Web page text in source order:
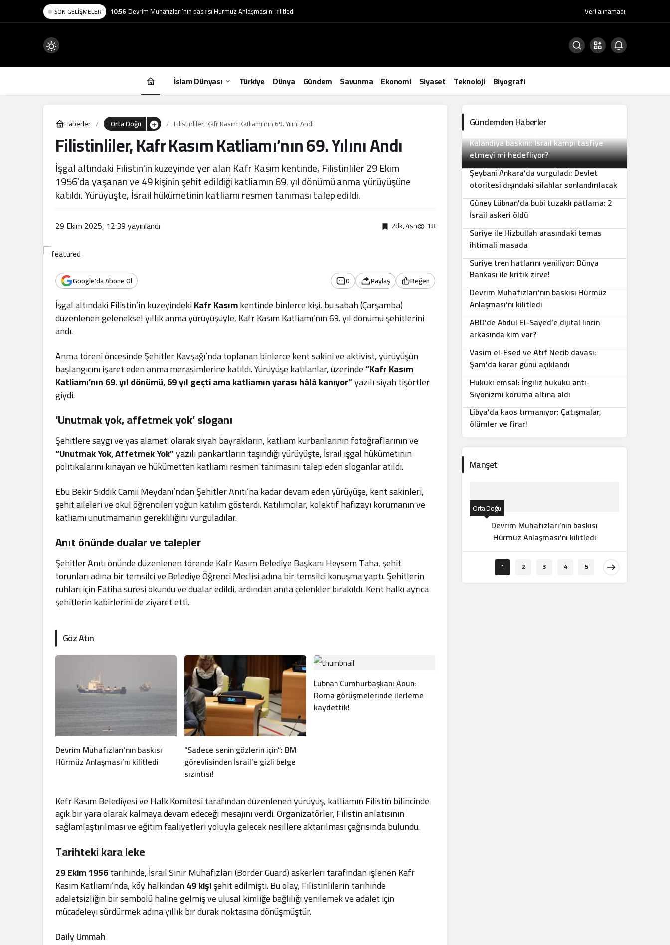
SON GELIŞMELER 10:56 Devrim Muhafızları’nın baskısı Hürmüz Anlaşması’nı kilitledi Veri alınamadı!
Mod
değiştir
İslam Dünyası Türkiye Dünya Gündem Savunma Ekonomi Siyaset Teknoloji Biyografi
Haberler Orta Doğu Filistinliler, Kafr Kasım Katliamı’nın 69. Yılını Andı
Filistinliler, Kafr Kasım Katliamı’nın 69. Yılını Andı
İşgal altındaki Filistin'in kuzeyinde yer alan Kafr Kasım kentinde, Filistinliler 29 Ekim
1956'da yaşanan ve 49 kişinin şehit edildiği katliamın 69. yıl dönümü anma yürüyüşüne
katıldı. Yürüyüşte, İsrail hükümetinin katliamı resmen tanıması talep edildi.
29 Ekim 2025, 12:39yayınlandı 2dk, 4sn 18
Google'da Abone Ol 0 Paylaş Beğen
İşgal altındaki Filistin’in kuzeyindekiKafr Kasımkentinde binlerce kişi, bu sabah (Çarşamba)
düzenlenen geleneksel yıllık anma yürüyüşüyle, Kafr Kasım Katliamı’nın 69. yıl dönümü şehitlerini
andı.
Anma töreni öncesinde Şehitler Kavşağı’nda toplanan binlerce kent sakini ve aktivist, yürüyüşün
başlangıcını işaret eden anma merasimlerine katıldı. Yürüyüşe katılanlar, üzerinde“Kafr Kasım
Katliamı’nın 69. yıl dönümü, 69 yıl geçti ama katliamın yarası hâlâ kanıyor”yazılı siyah tişörtler
giydi.
‘Unutmak yok, affetmek yok’ sloganı
Şehitlere saygı ve yas alameti olarak siyah bayrakların, katliam kurbanlarının fotoğraflarının ve
“Unutmak Yok, Affetmek Yok”yazılı pankartların taşındığı yürüyüşte, İsrail işgal hükümetinin
politikalarını kınayan ve hükümetten katliamı resmen tanımasını talep eden sloganlar atıldı.
Ebu Bekir Sıddık Camii Meydanı’ndan Şehitler Anıtı’na kadar devam eden yürüyüşe, kent sakinleri,
şehit aileleri ve okul öğrencileri yoğun katılım gösterdi. Katılımcılar, kolektif hafızayı korumanın ve
katliamı unutmamanın gerekliliğini vurguladılar.
Anıt önünde dualar ve talepler
Şehitler Anıtı önünde düzenlenen törende Kafr Kasım Belediye Başkanı Heysem Taha, şehit
torunları adına bir temsilci ve Belediye Öğrenci Meclisi adına bir temsilci konuşma yaptı. Şehitlerin
ruhları için Fatiha suresi okundu ve dualar edildi, ardından anıta çelenkler bırakıldı. Kent halkı ayrıca
şehitlerin kabirlerini de ziyaret etti.
Göz Atın
Devrim Muhafızları’nın baskısı
Hürmüz Anlaşması’nı kilitledi
“Sadece senin gözlerin için”: BM
görevlisinden İsrail’e gizli belge
sızıntısı!
Lübnan Cumhurbaşkanı Aoun:
Roma görüşmelerinde ilerleme
kaydettik!
Kefr Kasım Belediyesi ve Halk Komitesi tarafından düzenlenen yürüyüş, katliamın Filistin bilincinde
açık bir yara olarak kalmaya devam edeceği mesajını verdi. Organizatörler, Filistin anlatısının
sağlamlaştırılması ve eğitim faaliyetleri yoluyla gelecek nesillere aktarılması çağrısında bulundu.
Tarihteki kara leke
29 Ekim 1956tarihinde, İsrail Sınır Muhafızları (Border Guard) askerleri tarafından işlenen Kafr
Kasım Katliamı’nda, köy halkından49 kişişehit edilmişti. Bu olay, Filistinlilerin tarihinde
adaletsizliğin bir sembolü haline gelmiş ve ulusal kimliğe bağlılığı yenilemek ve adalet için
mücadeleyi sürdürmek adına yıllık bir durak noktasına dönüşmüştür.
Daily Ummah
Gündemden Haberler
Kalandiya baskını: İsrail kampı tasfiye
etmeyi mi hedefliyor?
2
Şeybani Ankara’da vurguladı: Devlet
otoritesi dışındaki silahlar sonlandırılacak
3
Güney Lübnan’da bubi tuzaklı patlama: 2
İsrail askeri öldü
4
Suriye ile Hizbullah arasındaki temas
ihtimali masada
5
Suriye tren hatlarını yeniliyor: Dünya
Bankası ile kritik zirve!
6
Devrim Muhafızları’nın baskısı Hürmüz
Anlaşması’nı kilitledi
7
ABD’de Abdul El-Sayed’e dijital lincin
arkasında kim var?
8
Vasim el-Esed ve Atıf Necib davası:
Şam’da karar günü açıklandı
9
Hukuki emsal: İngiliz hukuku anti-
Siyonizmi koruma altına aldı
10
Libya’da kaos tırmanıyor: Çatışmalar,
ölümler ve firar!
Manşet
Orta Doğu
Devrim Muhafızları’nın baskısı
Hürmüz Anlaşması’nı kilitledi
1 2 3 4 5